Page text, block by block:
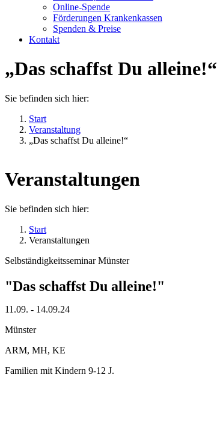
Online-Spende
Förderungen Krankenkassen
Spenden & Preise
Kontakt
„Das schaffst Du alleine!“
Sie befinden sich hier:
Start
Veranstaltung
„Das schaffst Du alleine!“
Veranstaltungen
Sie befinden sich hier:
Start
Veranstaltungen
Selbständigkeitsseminar Münster
"Das schaffst Du alleine!"
11.09. - 14.09.24
Münster
ARM, MH, KE
Familien mit Kindern 9-12 J.